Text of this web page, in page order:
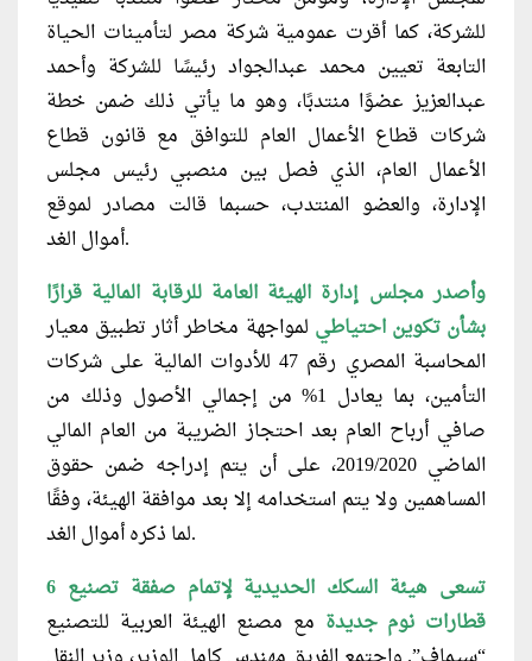
للشركة، كما أقرت عمومية شركة مصر لتأمينات الحياة
التابعة تعيين محمد عبدالجواد رئيسًا للشركة وأحمد
عبدالعزيز عضوًا منتدبًا، وهو ما يأتي ذلك ضمن خطة
شركات قطاع الأعمال العام للتوافق مع قانون قطاع
الأعمال العام، الذي فصل بين منصبي رئيس مجلس
الإدارة، والعضو المنتدب، حسبما قالت مصادر لموقع
أموال الغد.
وأصدر مجلس إدارة الهيئة العامة للرقابة المالية قرارًا
بشأن تكوين احتياطي لمواجهة مخاطر أثار تطبيق معيار
المحاسبة المصري رقم 47 للأدوات المالية على شركات
التأمين، بما يعادل 1% من إجمالي الأصول وذلك من
صافي أرباح العام بعد احتجاز الضريبة من العام المالي
الماضي 2019/2020، على أن يتم إدراجه ضمن حقوق
المساهمين ولا يتم استخدامه إلا بعد موافقة الهيئة، وفقًا
لما ذكره أموال الغد.
تسعى هيئة السكك الحديدية لإتمام صفقة تصنيع 6
قطارات نوم جديدة مع مصنع الهيئة العربية للتصنيع